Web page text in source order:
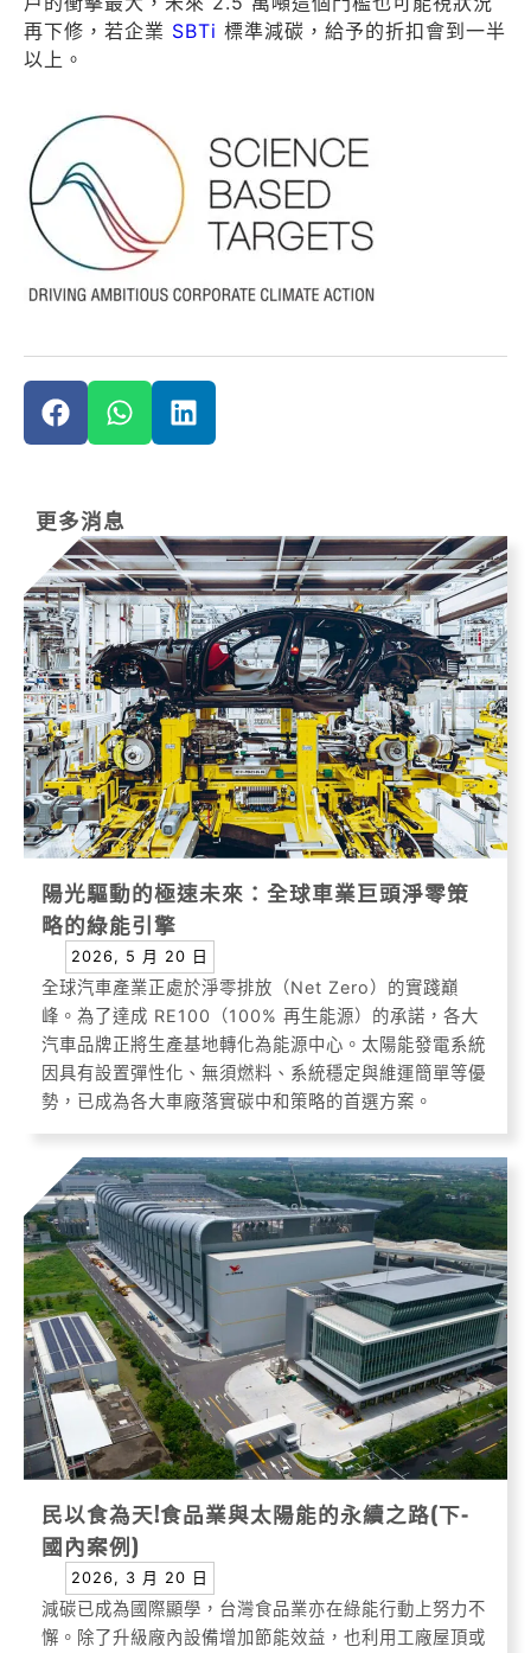
再下修，若企業 SBTi 標準減碳，給予的折扣會到一半
以上。
更多消息
陽光驅動的極速未來：全球車業巨頭淨零策
略的綠能引擎
2026, 5 月 20 日
全球汽車產業正處於淨零排放（Net Zero）的實踐巔
峰。為了達成 RE100（100% 再生能源）的承諾，各大
汽車品牌正將生產基地轉化為能源中心。太陽能發電系統
因具有設置彈性化、無須燃料、系統穩定與維運簡單等優
勢，已成為各大車廠落實碳中和策略的首選方案。
民以食為天!食品業與太陽能的永續之路(下-
國內案例)
2026, 3 月 20 日
減碳已成為國際顯學，台灣食品業亦在綠能行動上努力不
懈。除了升級廠內設備增加節能效益，也利用工廠屋頂或